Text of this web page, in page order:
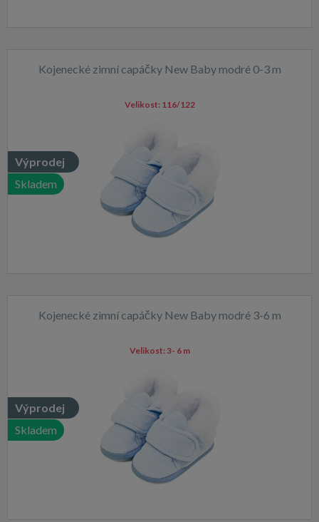
Kojenecké zimní capáčky New Baby modré 0-3 m
Výprodej
Skladem
Velikost: 116/122
Kojenecké zimní capáčky New Baby modré 3-6 m
Výprodej
Skladem
Velikost: 3- 6 m